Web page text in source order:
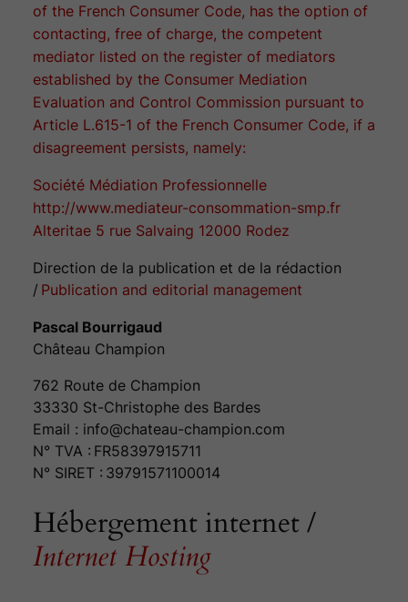
of the French Consumer Code, has the option of
contacting, free of charge, the competent
mediator listed on the register of mediators
established by the Consumer Mediation
Evaluation and Control Commission pursuant to
Article L.615-1 of the French Consumer Code, if a
disagreement persists, namely:
Société Médiation Professionnelle
http://www.mediateur-consommation-smp.fr
Alteritae 5 rue Salvaing 12000 Rodez
Direction de la publication et de la rédaction
/ Publication and editorial management
Pascal Bourrigaud
Château Champion
762 Route de Champion
33330 St-Christophe des Bardes
Email : info@chateau-champion.com
N° TVA : FR58397915711
N° SIRET : 39791571100014
Hébergement internet /
Internet Hosting